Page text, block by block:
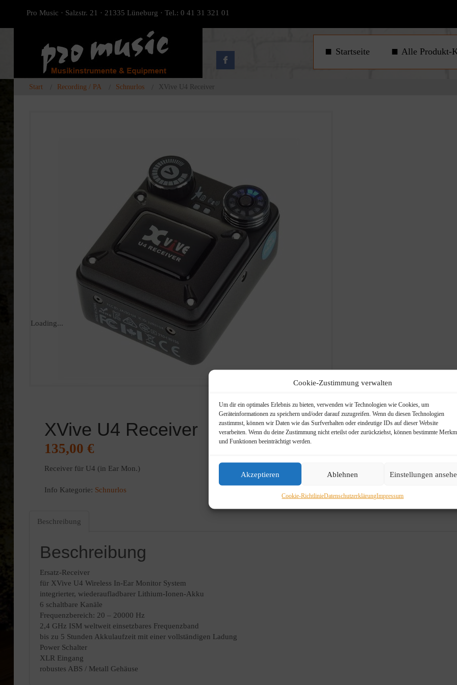
Cookie-Zustimmung verwalten
Um dir ein optimales Erlebnis zu bieten, verwenden wir Technologien wie Cookies, um
Geräteinformationen zu speichern und/oder darauf zuzugreifen. Wenn du diesen Technologien
zustimmst, können wir Daten wie das Surfverhalten oder eindeutige IDs auf dieser Website
verarbeiten. Wenn du deine Zustimmung nicht erteilst oder zurückziehst, können bestimmte
und Funktionen beeinträchtigt werden.
Akzeptieren Ablehnen Einstellungen
Cookie-RichtlinieDatenschutzerklärungImpressum
Pro Music · Salzstr. 21 · 21335 Lüneburg · Tel.: 0 41 31 321 01
Startseite Alle Produkt-
Start Recording / PA Schnurlos XVive U4 Receiver
Loading...
XVive U4 Receiver
135,00 €
Receiver für U4 (in Ear Mon.)
Info Kategorie: Schnurlos
Beschreibung
Beschreibung
Ersatz-Receiver
für XVive U4 Wireless In-Ear Monitor System
integrierter, wiederaufladbarer Lithium-Ionen-Akku
6 schaltbare Kanäle
Frequenzbereich: 20 – 20000 Hz
2,4 GHz ISM weltweit einsetzbares Frequenzband
bis zu 5 Stunden Akkulaufzeit mit einer vollständigen Ladung
Power Schalter
XLR Eingang
robustes ABS / Metall Gehäuse